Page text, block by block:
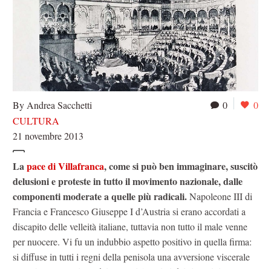
0 0
By Andrea Sacchetti
CULTURA
21 novembre 2013
Lapace di Villafranca, come si può ben immaginare, suscitò
delusioni e proteste in tutto il movimento nazionale, dalle
componenti moderate a quelle più radicali.Napoleone III di
Francia e Francesco Giuseppe I d’Austria si erano accordati a
discapito delle velleità italiane, tuttavia non tutto il male venne
per nuocere. Vi fu un indubbio aspetto positivo in quella firma:
si diffuse in tutti i regni della penisola una avversione viscerale